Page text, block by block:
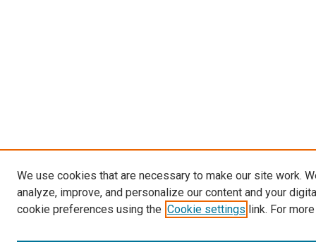
We use cookies that are necessary to make our site work.
analyze, improve, and personalize our content and your
cookie preferences using the Cookie settings link. For